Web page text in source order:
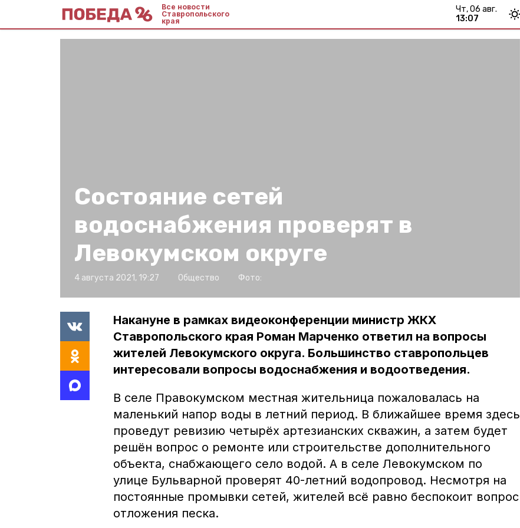
Все новости
Ставропольского
края
чт, 06 авг.
13:07
Состояние сетей
водоснабжения проверят в
Левокумском округе
4 августа 2021, 19:27 Общество Фото:
Накануне в рамках видеоконференции министр ЖКХ
Ставропольского края Роман Марченко ответил на вопросы
жителей Левокумского округа. Большинство ставропольцев
интересовали вопросы водоснабжения и водоотведения.
В селе Правокумском местная жительница пожаловалась на
маленький напор воды в летний период. В ближайшее время здесь
проведут ревизию четырёх артезианских скважин, а затем будет
решён вопрос о ремонте или строительстве дополнительного
объекта, снабжающего село водой. А в селе Левокумском по
улице Бульварной проверят 40-летний водопровод. Несмотря на
постоянные промывки сетей, жителей всё равно беспокоит вопрос
отложения песка.